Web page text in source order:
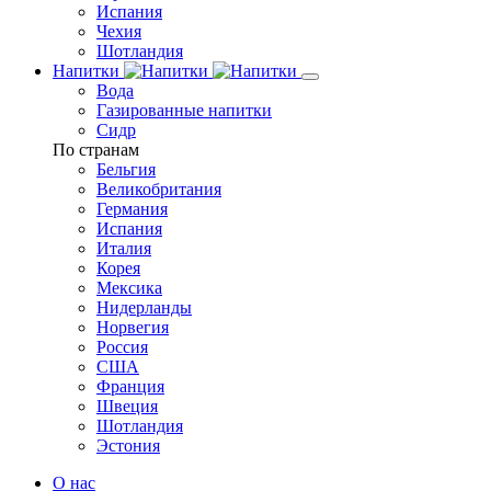
Испания
Чехия
Шотландия
Напитки
Вода
Газированные напитки
Сидр
По странам
Бельгия
Великобритания
Германия
Испания
Италия
Корея
Мексика
Нидерланды
Норвегия
Россия
США
Франция
Швеция
Шотландия
Эстония
О нас